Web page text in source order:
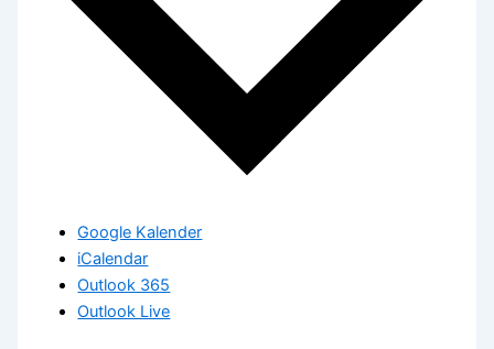
Google Kalender
iCalendar
Outlook 365
Outlook Live